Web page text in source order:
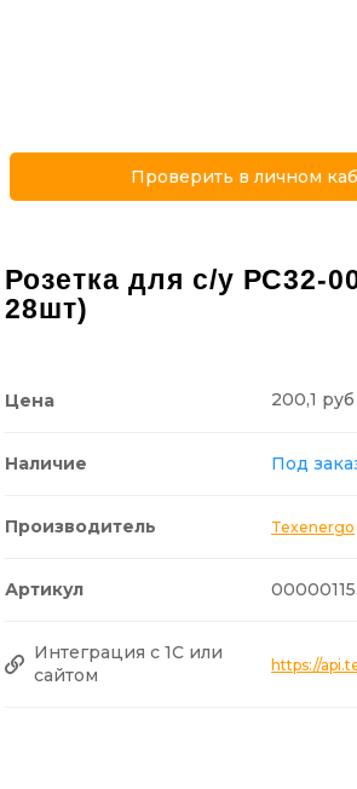
Проверить в личном
Розетка для с/у РС32-
28шт)
Цена 200,1 руб
Наличие Под
Производитель Texenergo
Артикул
Интеграция с 1С или
сайтом
https://